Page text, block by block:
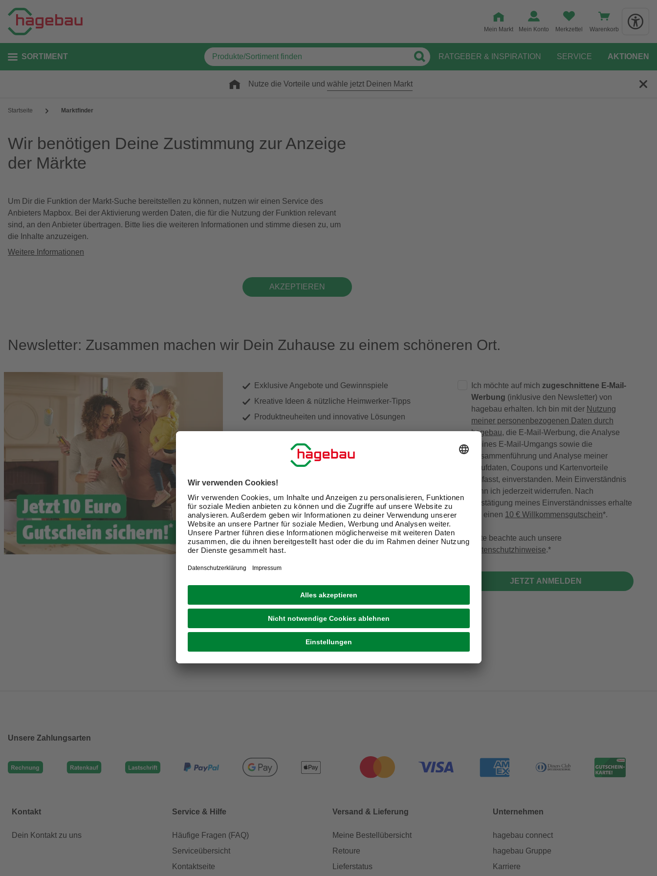
Mein Markt Mein Konto Merkzettel Warenkorb
SORTIMENT RATGEBER & INSPIRATION SERVICE AKTIONEN
Nutze die Vorteile und wähle jetzt Deinen Markt
Startseite Marktfinder
Wir benötigen Deine Zustimmung zur Anzeige
der Märkte
Um Dir die Funktion der Markt-Suche bereitstellen zu können, nutzen wir einen Service des
Anbieters Mapbox. Bei der Aktivierung werden Daten, die für die Nutzung der Funktion relevant
sind, an den Anbieter übertragen. Bitte lies die weiteren Informationen und stimme diesen zu, um
die Inhalte anzuzeigen.
Weitere Informationen
AKZEPTIEREN
Newsletter: Zusammen machen wir Dein Zuhause zu einem schöneren Ort.
Exklusive Angebote und Gewinnspiele
Kreative Ideen & nützliche Heimwerker-Tipps
Produktneuheiten und innovative Lösungen
Ich möchte auf mich zugeschnittene E-Mail-
Werbung (inklusive den Newsletter) von
hagebau erhalten. Ich bin mit der Nutzung
meiner personenbezogenen Daten durch
hagebau, die E-Mail-Werbung, die Analyse
meines E-Mail-Umgangs sowie die
Zusammenführung und Analyse meiner
Kaufdaten, Coupons und Kartenvorteile
umfasst, einverstanden. Mein Einverständnis
kann ich jederzeit widerrufen. Nach
Bestätigung meines Einverständnisses erhalte
ich einen 10 € Willkommensgutschein*.
Bitte beachte auch unsere
Datenschutzhinweise.
JETZT ANMELDEN
Unsere Zahlungsarten
Kontakt
Dein Kontakt zu uns
Service & Hilfe
Häufige Fragen (FAQ)
Serviceübersicht
Kontaktseite
Versand & Lieferung
Meine Bestellübersicht
Retoure
Lieferstatus
Unternehmen
hagebau connect
hagebau Gruppe
Karriere